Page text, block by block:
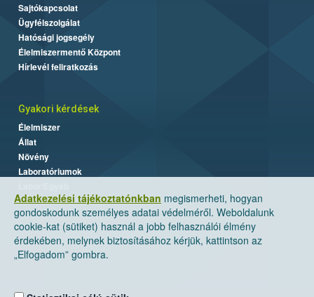
Adatkezelési tájékoztatónkban megismerheti, hogyan
gondoskodunk személyes adatai védelméről. Weboldalunk
cookie-kat (sütiket) használ a jobb felhasználói élmény
érdekében, melynek biztosításához kérjük, kattintson az
„Elfogadom” gombra.
Sajtókapcsolat
Ügyfélszolgálat
Hatósági jogsegély
Élelmiszermentő Központ
Hírlevél feliratkozás
Gyakori kérdések
Élelmiszer
Állat
Növény
Laboratóriumok